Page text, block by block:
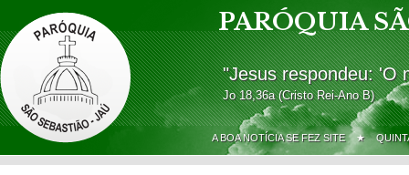
PARÓQUIA
"Jesus respondeu: 'O
Jo 18,36a (Cristo Rei-Ano B)
A BOA NOTÍCIA SE FEZ SITE ★